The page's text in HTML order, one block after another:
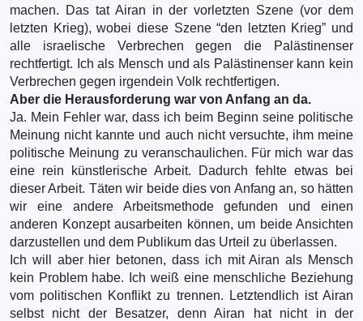
machen. Das tat Airan in der vorletzten Szene (vor dem
letzten Krieg), wobei diese Szene “den letzten Krieg” und
alle israelische Verbrechen gegen die Palästinenser
rechtfertigt. Ich als Mensch und als Palästinenser kann kein
Verbrechen gegen irgendein Volk rechtfertigen.
Aber die Herausforderung war von Anfang an da.
Ja. Mein Fehler war, dass ich beim Beginn seine politische
Meinung nicht kannte und auch nicht versuchte, ihm meine
politische Meinung zu veranschaulichen. Für mich war das
eine rein künstlerische Arbeit. Dadurch fehlte etwas bei
dieser Arbeit. Täten wir beide dies von Anfang an, so hätten
wir eine andere Arbeitsmethode gefunden und einen
anderen Konzept ausarbeiten können, um beide Ansichten
darzustellen und dem Publikum das Urteil zu überlassen.
Ich will aber hier betonen, dass ich mit Airan als Mensch
kein Problem habe. Ich weiß eine menschliche Beziehung
vom politischen Konflikt zu trennen. Letztendlich ist Airan
selbst nicht der Besatzer, denn Airan hat nicht in der